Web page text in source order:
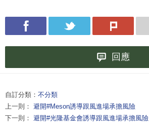
回應
自訂分類： 不分類
上一則： 避開#Meson誘導跟風進場承擔風險
下一則： 避開#光隆基金會誘導跟風進場承擔風險